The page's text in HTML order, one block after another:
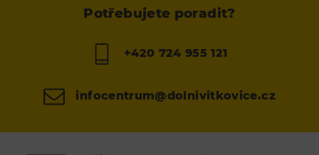
Potřebujete poradit?
+420 724 955 121
infocentrum@dolnivitkovice.cz